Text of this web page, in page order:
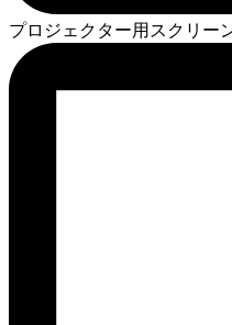
プロジェクター用スクリー